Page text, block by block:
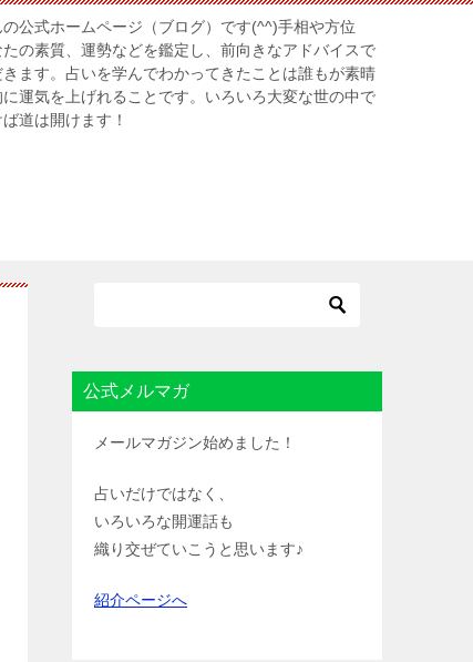
公式ホームページ（ブログ）です(^^)手相や方位
の素質、運勢などを鑑定し、前向きなアドバイスで
ます。占いを学んでわかってきたことは誰もが素晴
運気を上げれることです。いろいろ大変な世の中で
道は開けます！
公式メルマガ
メールマガジン始めました！
占いだけではなく、
いろいろな開運話も
織り交ぜていこうと思います♪
紹介ページへ